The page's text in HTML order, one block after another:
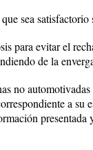
sea
para evitar el
de la
no
a su